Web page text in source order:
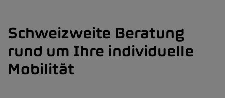
Schweizweite Beratung
rund um Ihre individuelle
Mobilität